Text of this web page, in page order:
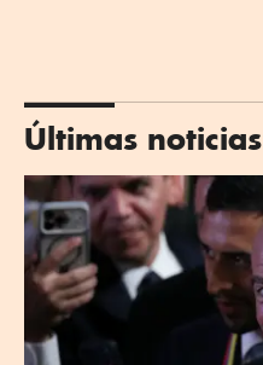
Últimas noticias